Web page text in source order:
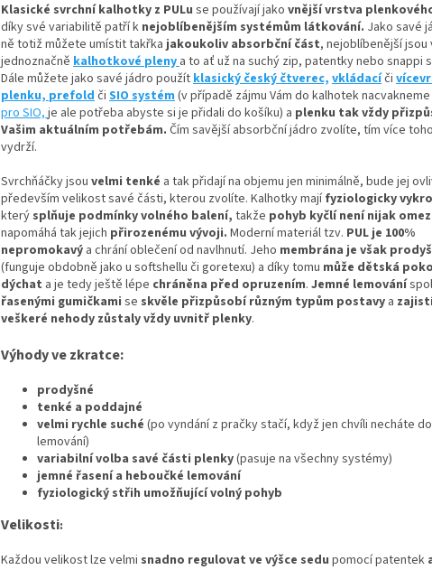
Klasické svrchní kalhotky z PULu se používají jako vnější vrstva
díky své variabilitě patří k nejoblíbenějším systémům látkování. Jako savé
ně totiž můžete umístittakřkajakoukoliv absorbčníčást, nejoblíbenější jsou
jednoznačně kalhotkové pleny a to ať už na suchý zip, patentky nebo snappi
Dále můžete jako savé jádro použítklasický český čtverec, vkládacíči
plenku,prefoldči SIO systém(v případě zájmu Vám do kalhotek nacvakneme
pro SIO,je ale potřeba abyste si je přidali do košíku) a plenku tak vždy
Vašim aktuálním potřebám. Čím savější absorbční jádro zvolíte, tím více
vydrží.
Svrchňáčky jsou velmi tenké a tak přidají na objemu jen minimálně, bude jej
především velikost savé části, kterou zvolíte. Kalhotky majífyziologicky
který splňuje podmínky volného balení, takže pohyb kyčlí není nijak
napomáhá tak jejich přirozenému vývoji. Moderní materiál tzv. PUL je 100%
nepromokavý a chrání oblečení od navlhnutí. Jeho membrána je však
(funguje obdobně jako u softshellu či goretexu) a díky tomu může dětská
dýchat a je tedy ještě lépe chráněna před opruzením. Jemné lemování
řasenými gumičkami se skvěle přizpůsobí různým typům postavy a
veškeré nehody zůstaly vždy uvnitř plenky.
Výhody ve zkratce:
prodyšné
tenké a poddajné
velmi rychle suché (po vyndání z pračky stačí, když jen chvíli necháte
lemování)
variabilní volba savé části plenky(pasuje na všechny systémy)
jemné řasení a heboučké lemování
fyziologický střih umožňující volný pohyb
Velikosti:
Každou velikost lze velmi snadno regulovat ve výšce sedu pomocí patentek